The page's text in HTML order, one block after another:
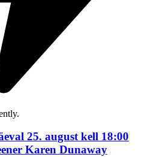
25. august kell 18:00
Karen Dunaway